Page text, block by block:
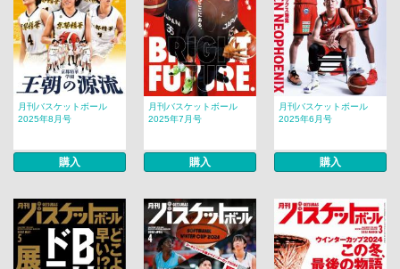
月刊バスケットボール
2025年8月号
購入
月刊バスケットボール
2025年7月号
購入
月刊バスケットボール
2025年6月号
購入